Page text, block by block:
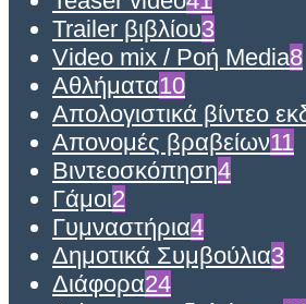
Trailer βιβλίου3
Video mix / Ροή Media8
Αθλήματα10
Απολογιστικά βίντεο
Απονομές βραβείων11
Βιντεοσκόπηση4
Γάμοι2
Γυμναστήρια4
Δημοτικά Συμβούλια3
Διάφορα24